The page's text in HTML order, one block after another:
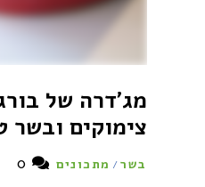
מג'דרה של
צימוקים ובשר
בשר/ מתכונים